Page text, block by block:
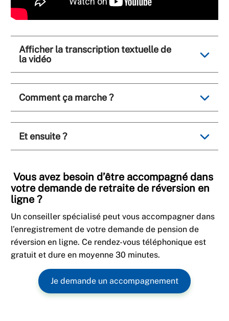
Afficher la transcription textuelle de
la vidéo
Comment ça marche ?
Et ensuite ?
Vous avez besoin d’être accompagné dans
votre demande de retraite de réversion en
ligne?
Un conseiller spécialisé peut vous accompagner dans
l’enregistrement de votre demande de pension de
réversion en ligne. Ce rendez-vous téléphonique est
gratuit et dure en moyenne 30 minutes.
Je demande un accompagnement